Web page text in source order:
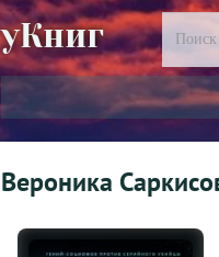
уКниг
Вероника